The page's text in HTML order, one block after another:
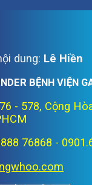
dung: Lê Hiền
BỆNH VIỆN
- 578, Cộng
76868 -